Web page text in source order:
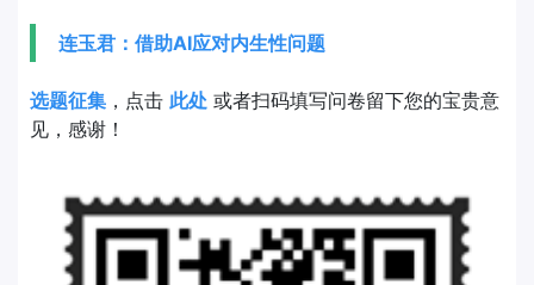
连玉君：借助AI应对内生性问题
选题征集 ，点击 此处 或者扫码填写问卷留下您的宝贵意
见，感谢！